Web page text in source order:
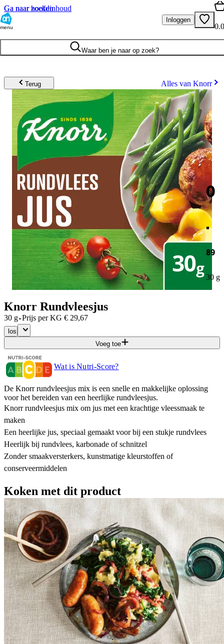
Ga naar hoofdinhoud
Ga naar zoeken
menu
Inloggen
Waar ben je naar op zoek?
Terug Alles van Knorr
0
.
89
30 g
Knorr Rundvleesjus
30 g·Prijs per KG € 29,67
los
Voeg toe
Wat is Nutri-Score?
De Knorr rundvleesjus mix is een snelle en makkelijke oplossing
voor het bereiden van een heerlijke rundvleesjus.
Knorr rundvleesjus mix om jus met een krachtige vleessmaak te
maken
Een heerlijke jus, speciaal gemaakt voor bij een stukje rundvlees
Heerlijk bij rundvlees, karbonade of schnitzel
Zonder smaakversterkers, kunstmatige kleurstoffen of
conserveermiddelen
Koken met dit product